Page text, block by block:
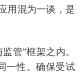
用混为一谈，是
管”框架之内。
一性。确保受试